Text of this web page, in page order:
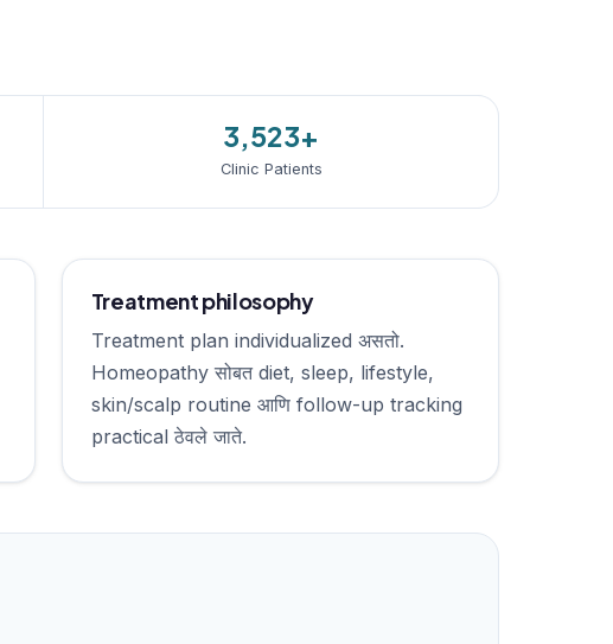
3,523+
Clinic Patients
Treatment philosophy
Treatment plan individualized असतो.
Homeopathy सोबत diet, sleep, lifestyle,
skin/scalp routine आणि follow-up tracking
practical ठेवले जाते.